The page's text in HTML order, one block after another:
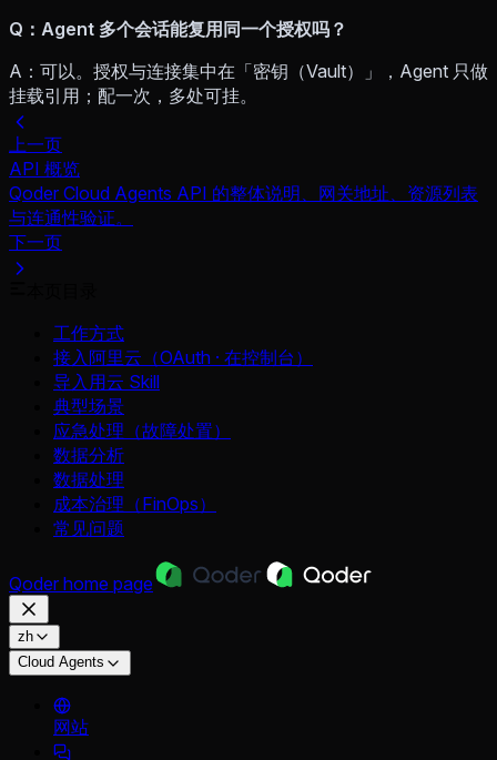
Q：Agent 多个会话能复用同一个授权吗？
A：可以。授权与连接集中在「密钥（Vault）」，Agent 只做
挂载引用；配一次，多处可挂。
上一页
API 概览
Qoder Cloud Agents API 的整体说明、网关地址、资源列表
与连通性验证。
下一页
工作方式
接入阿里云（OAuth · 在控制台）
导入用云 Skill
典型场景
应急处理（故障处置）
数据分析
数据处理
成本治理（FinOps）
常见问题
Qoder home page
zh
Cloud Agents
网站